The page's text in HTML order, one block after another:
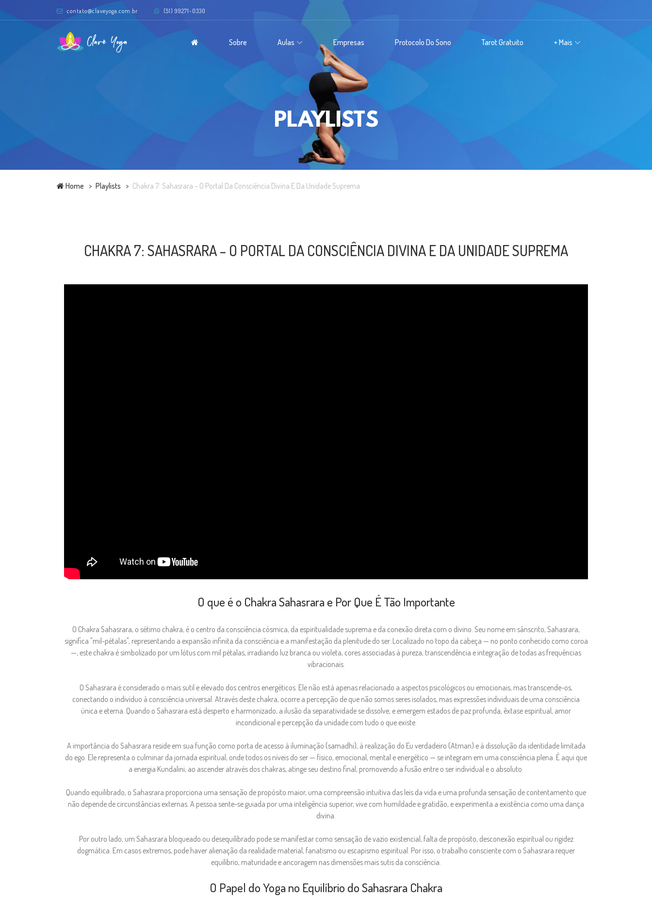
PLAYLISTS
Home Playlists Chakra 7: Sahasrara – O Portal Da Consciência Divina E Da Unidade Suprema
CHAKRA 7: SAHASRARA – O PORTAL DA CONSCIÊNCIA DIVINA E DA UNIDADE SUPREMA
O que é o Chakra Sahasrara e Por Que É Tão Importante
O Chakra Sahasrara, o sétimo chakra, é o centro da consciência cósmica, da espiritualidade suprema e da conexão direta com o divino. Seu nome em sânscrito, Sahasrara,
significa "mil-pétalas", representando a expansão infinita da consciência e a manifestação da plenitude do ser. Localizado no topo da cabeça — no ponto conhecido como coroa
—, este chakra é simbolizado por um lótus com mil pétalas, irradiando luz branca ou violeta, cores associadas à pureza, transcendência e integração de todas as frequências
vibracionais.
O Sahasrara é considerado o mais sutil e elevado dos centros energéticos. Ele não está apenas relacionado a aspectos psicológicos ou emocionais, mas transcende-os,
conectando o indivíduo à consciência universal. Através deste chakra, ocorre a percepção de que não somos seres isolados, mas expressões individuais de uma consciência
única e eterna. Quando o Sahasrara está desperto e harmonizado, a ilusão da separatividade se dissolve, e emergem estados de paz profunda, êxtase espiritual, amor
incondicional e percepção da unidade com tudo o que existe.
A importância do Sahasrara reside em sua função como porta de acesso à iluminação (samadhi), à realização do Eu verdadeiro (Atman) e à dissolução da identidade limitada
do ego. Ele representa o culminar da jornada espiritual, onde todos os níveis do ser — físico, emocional, mental e energético — se integram em uma consciência plena. É aqui que
a energia Kundalini, ao ascender através dos chakras, atinge seu destino final, promovendo a fusão entre o ser individual e o absoluto.
Quando equilibrado, o Sahasrara proporciona uma sensação de propósito maior, uma compreensão intuitiva das leis da vida e uma profunda sensação de contentamento que
não depende de circunstâncias externas. A pessoa sente-se guiada por uma inteligência superior, vive com humildade e gratidão, e experimenta a existência como uma dança
divina.
Por outro lado, um Sahasrara bloqueado ou desequilibrado pode se manifestar como sensação de vazio existencial, falta de propósito, desconexão espiritual ou rigidez
dogmática. Em casos extremos, pode haver alienação da realidade material, fanatismo ou escapismo espiritual. Por isso, o trabalho consciente com o Sahasrara requer
equilíbrio, maturidade e ancoragem nas dimensões mais sutis da consciência.
O Papel do Yoga no Equilíbrio do Sahasrara Chakra
contato@claveyoga.com.br (51) 99271-0330
Sobre Aulas Empresas Protocolo Do Sono Tarot Gratuito + Mais